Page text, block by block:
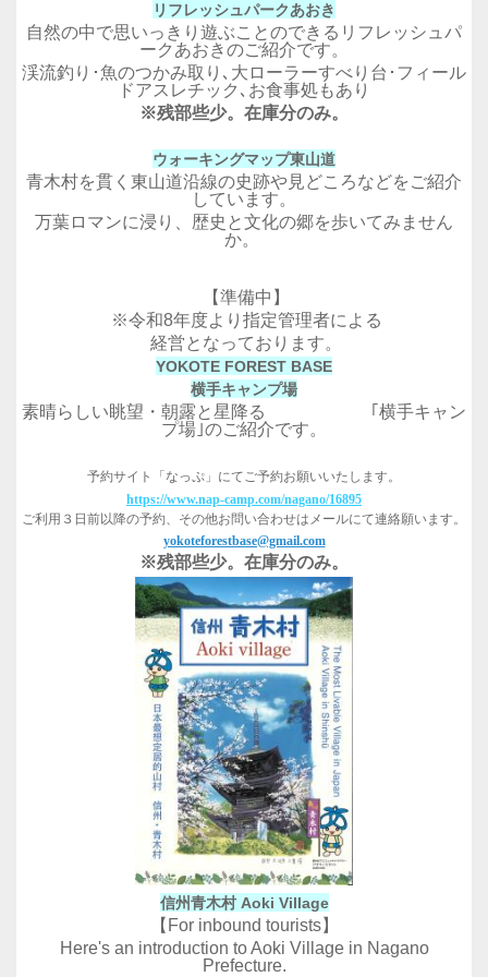
リフレッシュパークあおき
自然の中で思いっきり遊ぶことのできるリフレッシュパ
ークあおきのご紹介です。
渓流釣り･魚のつかみ取り､大ローラーすべり台･フィール
ドアスレチック､お食事処もあり
※残部些少。在庫分のみ。
ウォーキングマップ東山道
青木村を貫く東山道沿線の史跡や見どころなどをご紹介
しています。
万葉ロマンに浸り、歴史と文化の郷を歩いてみません
か。
【準備中】
※令和8年度より指定管理者による
経営となっております。
YOKOTE FOREST BASE
横手キャンプ場
素晴らしい眺望・朝露と星降る ｢横手キャン
プ場｣のご紹介です。
予約サイト「なっぷ」にてご予約お願いいたします。
https://www.nap-camp.com/nagano/16895
ご利用３日前以降の予約、その他お問い合わせはメールにて連絡願います。
yokoteforestbase@gmail.com
※残部些少。在庫分のみ。
信州青木村 Aoki Village
【For inbound tourists】
Here's an introduction to Aoki Village in Nagano
Prefecture.